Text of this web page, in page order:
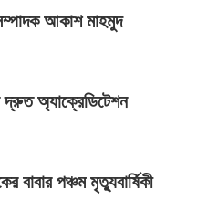
আকাশ মাহমুদ
দ্রুত অ্যাক্রেডিটেশন
বাবার পঞ্চম মৃত্যুবার্ষিকী